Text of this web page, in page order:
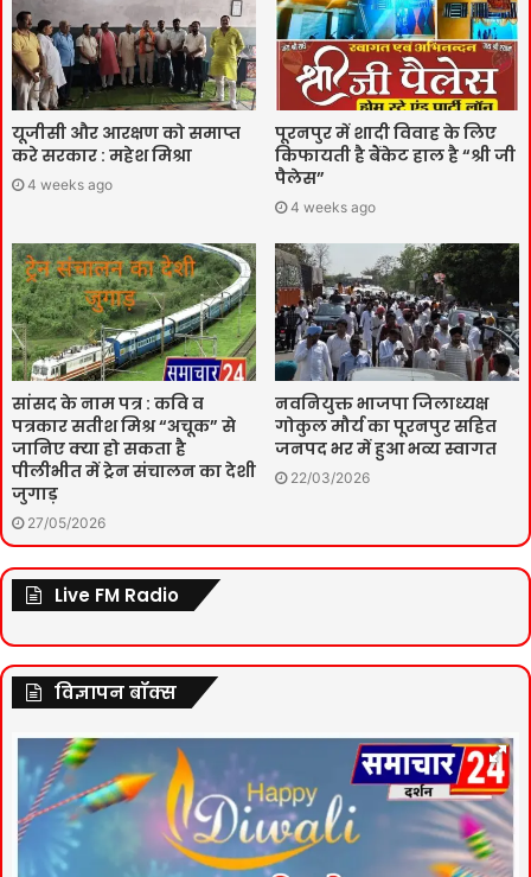
यूजीसी और आरक्षण को समाप्त
करे सरकार : महेश मिश्रा
4 weeks ago
पूरनपुर में शादी विवाह के लिए
किफायती है बैंकेट हाल है “श्री जी
पैलेस”
4 weeks ago
सांसद के नाम पत्र : कवि व
पत्रकार सतीश मिश्र “अचूक” से
जानिए क्या हो सकता है
पीलीभीत में ट्रेन संचालन का देशी
जुगाड़
27/05/2026
नवनियुक्त भाजपा जिलाध्यक्ष
गोकुल मौर्य का पूरनपुर सहित
जनपद भर में हुआ भव्य स्वागत
22/03/2026
Live FM Radio
विज्ञापन बॉक्स